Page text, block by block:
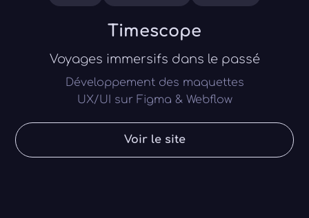
Timescope
Voyages immersifs dans le passé
Développement des maquettes
UX/UI sur Figma & Webflow
Voir le site